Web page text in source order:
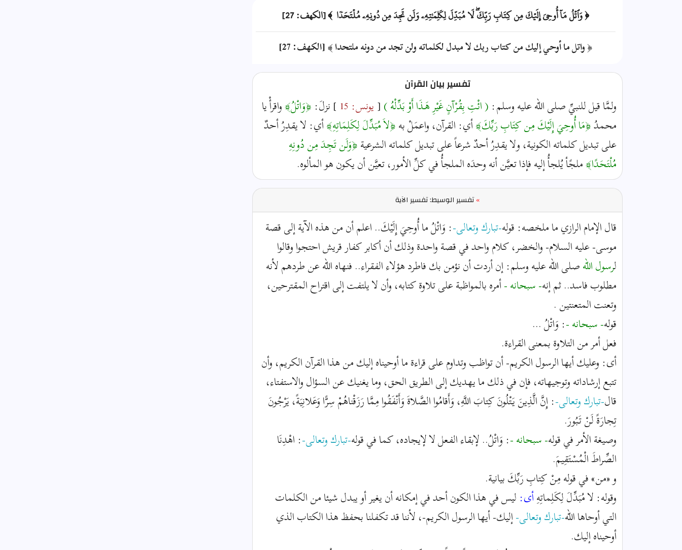
﴿ وَٱتۡلُ مَآ أُوحِيَ إِلَيۡكَ مِن كِتَابِ رَبِّكَۖ لَا مُبَدِّلَ لِكَلِمَٰتِهِۦ وَلَن تَجِدَ مِن دُونِهِۦ مُلۡتَحَدٗا ﴾ [الكهف: 27]
﴿ واتل ما أوحي إليك من كتاب ربك لا مبدل لكلماته ولن تجد من دونه ملتحدا ﴾ [الكهف: 27]
تفسير بيان القرآن
ولمَّا قيل للنبيِّ صلى الله عليه وسلم : ( ائْتِ بِقُرْآنٍ غَيْرِ هَـذَا أَوْ بَدِّلْهُ )[يونس: 15 ] نزلَ: ﴿وَاتْلُ﴾واقرأْ يا
محمدُ﴿مَا أُوحِيَ إِلَيْكَ مِن كِتَابِ رَبِّكَ﴾أي: القرآن، واعمَلْ به﴿لاَ مُبَدِّلَ لِكَلِمَاتِهِ﴾أي: لا يقدِرُ أحدٌ
على تبديل كلماته الكونية، ولا يقدِرُ أحدٌ شرعاً على تبديل كلماته الشرعية﴿وَلَن تَجِدَ مِن دُونِهِ
مُلْتَحَدًا﴾ملجًأ يُلجأُ إليه فإذا تعيَّن أنه وحدَه الملجأُ في كلِّ الأمور، تعيَّن أن يكون هو المألوه.
»تفسير الوسيط: تفسير الآية
قال الإمام الرازي ما ملخصه: قوله-تبارك وتعالى-: وَاتْلُ ما أُوحِيَ إِلَيْكَ.. اعلم أن من هذه الآية إلى قصة
موسى- عليه السلام- والخضر، كلام واحد في قصة واحدة وذلك أن أكابر كفار قريش احتجوا وقالوا
لرسول اللهصلى الله عليه وسلم: إن أردت أن نؤمن بك فاطرد هؤلاء الفقراء.. فنهاه الله عن طردهم لأنه
مطلوب فاسد.. ثم إنه- سبحانه -أمره بالمواظبة على تلاوة كتابه، وأن لا يلتفت إلى اقتراح المقترحين،
وتعنت المتعنتين .
قوله- سبحانه -: وَاتْلُ ...
فعل أمر من التلاوة بمعنى القراءة.
أى: وعليك أيها الرسول الكريم- أن تواظب وتداوم على قراءة ما أوحيناه إليك من هذا القرآن الكريم، وأن
تتبع إرشاداته وتوجيهاته، فإن في ذلك ما يهديك إلى الطريق الحق، وما يغنيك عن السؤال والاستفتاء،
قال-تبارك وتعالى-: إِنَّ الَّذِينَ يَتْلُونَ كِتابَ اللَّهِ، وَأَقامُوا الصَّلاةَ وَأَنْفَقُوا مِمَّا رَزَقْناهُمْ سِرًّا وَعَلانِيَةً، يَرْجُونَ
تِجارَةً لَنْ تَبُورَ.
وصيغة الأمر في قوله- سبحانه -: وَاتْلُ.. لإبقاء الفعل لا لإيجاده، كما في قوله-تبارك وتعالى-: اهْدِنَا
الصِّراطَ الْمُسْتَقِيمَ.
و «من» في قوله مِنْ كِتابِ رَبِّكَ بيانية.
وقوله: لا مُبَدِّلَ لِكَلِماتِهِأى: ليس في هذا الكون أحد في إمكانه أن يغير أو يبدل شيئا من الكلمات
التي أوحاها الله-تبارك وتعالى-إليك- أيها الرسول الكريم-، لأننا قد تكفلنا بحفظ هذا الكتاب الذي
أوحيناه إليك.